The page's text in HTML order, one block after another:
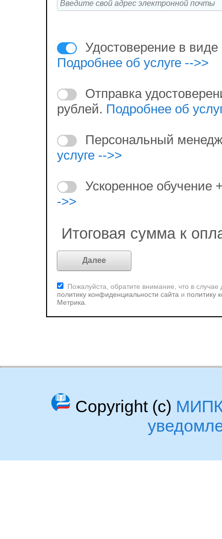
Удостоверение в виде
Подробнее об услуге -->>
Отправка
рублей. Подробнее об
Персональный
услуге -->>
Ускоренное обучение
->>
Итоговая сумма к
Пожалуйста, обратите внимание, что в
политику конфиденциальности сайта и политику
Метрика
Copyright (c)